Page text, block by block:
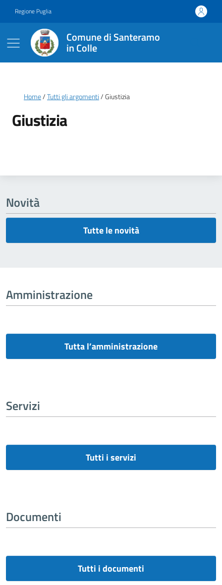
Regione Puglia
Comune di Santeramo
in Colle
Briciole di pane
Home Tutti gli argomenti Giustizia
Giustizia
Novità
Tutte le novità
Amministrazione
Tutta l’amministrazione
Servizi
Tutti i servizi
Documenti
Tutti i documenti